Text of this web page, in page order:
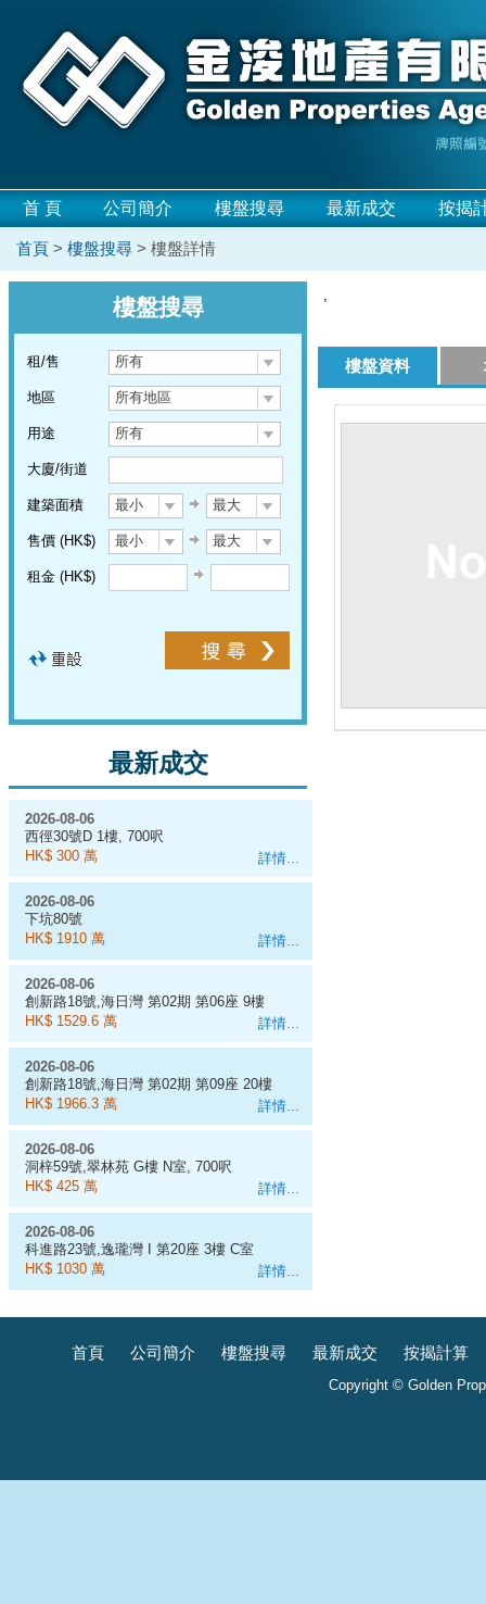
首 頁 公司簡介 樓盤搜尋 最新成交 按揭
首頁 > 樓盤搜尋 > 樓盤詳情
樓盤搜尋
租/售 所有
地區 所有地區
用途 所有
大廈/街道
建築面積 最小 最大
售價 (HK$) 最小 最大
租金 (HK$)
最新成交
詳情...
2026-08-06
西徑30號D 1樓, 700呎
HK$ 300 萬
詳情...
2026-08-06
下坑80號
HK$ 1910 萬
詳情...
2026-08-06
創新路18號,海日灣 第02期 第06座 9樓
D室
HK$ 1529.6 萬
詳情...
2026-08-06
創新路18號,海日灣 第02期 第09座 20樓
J室
HK$ 1966.3 萬
詳情...
2026-08-06
洞梓59號,翠林苑 G樓 N室, 700呎
HK$ 425 萬
詳情...
2026-08-06
科進路23號,逸瓏灣 I 第20座 3樓 C室
HK$ 1030 萬
,
樓盤資料
首頁 公司簡介 樓盤搜尋 最新成交 按揭計算
Copyright © Golden